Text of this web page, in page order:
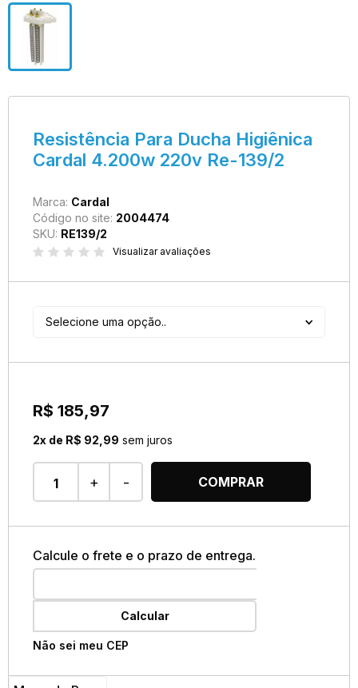
Resistência Para Ducha Higiênica
Cardal 4.200w 220v Re-139/2
Marca: Cardal
Código no site: 2004474
SKU: RE139/2
Visualizar avaliações
Selecione uma opção..
R$ 185,97
2x de R$ 92,99 sem juros
+ - COMPRAR
Calcule o frete e o prazo de entrega.
Calcular
Não sei meu CEP